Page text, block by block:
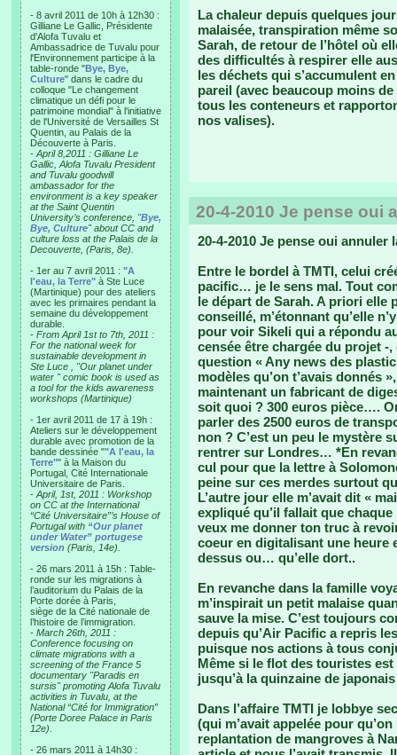
- 8 avril 2011 de 10h à 12h30 :
Gilliane Le Gallic, Présidente
d'Alofa Tuvalu et
Ambassadrice de Tuvalu pour
l'Environnement participe à la
table-ronde "Bye, Bye,
Culture" dans le cadre du
colloque "Le changement
climatique un défi pour le
patrimoine mondial" à l'initiative
de l'Université de Versailles St
Quentin, au Palais de la
Découverte à Paris.
- April 8,2011 : Gilliane Le
Gallic, Alofa Tuvalu President
and Tuvalu goodwill
ambassador for the
environment is a key speaker
at the Saint Quentin
University’s conference, "Bye,
Bye, Culture" about CC and
culture loss at the Palais de la
Decouverte, (Paris, 8e).
- 1er au 7 avril 2011 : "A
l'eau, la Terre" à Ste Luce
(Martinique) pour des ateliers
avec les primaires pendant la
semaine du développement
durable.
- From April 1st to 7th, 2011 :
For the national week for
sustainable development in
Ste Luce , "Our planet under
water " comic book is used as
a tool for the kids awareness
workshops (Martinique)
- 1er avril 2011 de 17 à 19h :
Ateliers sur le développement
durable avec promotion de la
bande dessinée ""A l'eau, la
Terre"" à la Maison du
Portugal, Cité Internationale
Universitaire de Paris.
- April, 1st, 2011 : Workshop
on CC at the International
“Cité Universitaire”’s House of
Portugal with “Our planet
under Water” portugese
version (Paris, 14e).
- 26 mars 2011 à 15h : Table-
ronde sur les migrations à
l’auditorium du Palais de la
Porte dorée à Paris,
siège de la Cité nationale de
l’histoire de l’immigration.
- March 26th, 2011 :
Conference focusing on
climate migrations with a
screening of the France 5
documentary "Paradis en
sursis" promoting Alofa Tuvalu
activities in Tuvalu, at the
National “Cité for Immigration”
(Porte Doree Palace in Paris
12e).
- 26 mars 2011 à 14h30 :
La chaleur depuis quelques
malaisée, transpiration même
Sarah, de retour de l’hôtel où
des difficultés à respirer elle
les déchets qui s’accumulent
pareil (avec beaucoup moins
tous les conteneurs et
nos valises).
20-4-2010 Je pense oui
20-4-2010 Je pense oui annuler
Entre le bordel à TMTI, celui
pacific… je le sens mal. Tout
le départ de Sarah. A priori elle
conseillé, m’étonnant qu’elle
pour voir Sikeli qui a répondu
censée être chargée du projet -
question « Any news des
modèles qu’on t’avais donnés
maintenant un fabricant de
soit quoi ? 300 euros pièce….
parler des 2500 euros de
non ? C’est un peu le mystère
rentrer sur Londres… *En
cul pour que la lettre à
peine sur ces merdes surtout
L’autre jour elle m’avait dit «
expliqué qu’il fallait que
veux me donner ton truc à
coeur en digitalisant une heure
dessus ou… qu’elle dort..
En revanche dans la famille
m’inspirait un petit malaise
sauve la mise. C’est toujours
depuis qu’Air Pacific a repris
puisque nos actions à tous
Même si le flot des touristes
jusqu’à la quinzaine de
Dans l’affaire TMTI je lobbye
(qui m’avait appelée pour
replantation de mangroves à